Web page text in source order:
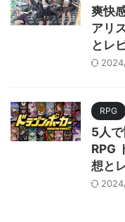
爽快
アリ
とレ
RPG
5人
RPG
想と